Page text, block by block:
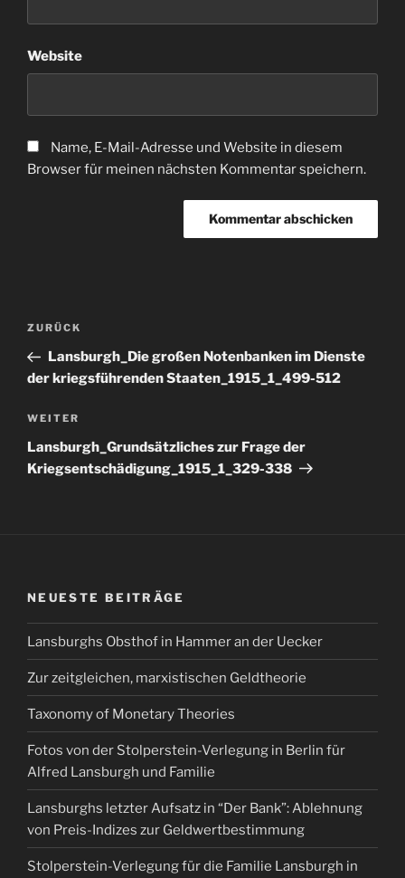
Website
Name, E-Mail-Adresse und Website in diesem
Browser für meinen nächsten Kommentar speichern.
Beitragsnavigation
Vorheriger
Beitrag
ZURÜCK
Lansburgh_Die großen Notenbanken im Dienste
der kriegsführenden Staaten_1915_1_499-512
Nächster
Beitrag
WEITER
Lansburgh_Grundsätzliches zur Frage der
Kriegsentschädigung_1915_1_329-338
NEUESTE BEITRÄGE
Lansburghs Obsthof in Hammer an der Uecker
Zur zeitgleichen, marxistischen Geldtheorie
Taxonomy of Monetary Theories
Fotos von der Stolperstein-Verlegung in Berlin für
Alfred Lansburgh und Familie
Lansburghs letzter Aufsatz in “Der Bank”: Ablehnung
von Preis-Indizes zur Geldwertbestimmung
Stolperstein-Verlegung für die Familie Lansburgh in